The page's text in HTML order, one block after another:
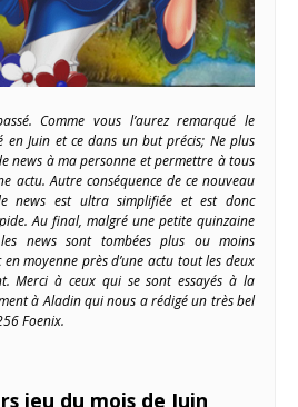
Comme vous l’aurez remarqué le
en Juin et ce dans un but précis; Ne plus
news à ma personne et permettre à tous
actu. Autre conséquence de ce nouveau
news est ultra simplifiée et est donc
Au final, malgré une petite quinzaine
news sont tombées plus ou moins
moyenne près d’une actu tout les deux
Merci à ceux qui se sont essayés à la
à Aladin qui nous a rédigé un très bel
Foenix.
jeu du mois de Juin